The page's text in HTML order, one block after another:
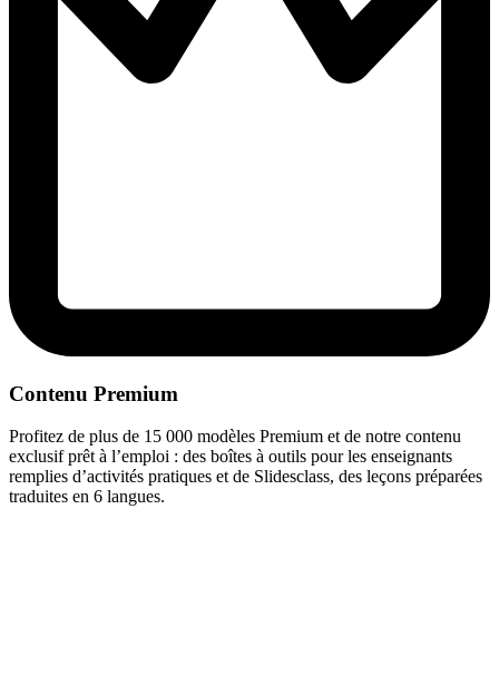
Contenu Premium
Profitez de plus de 15 000 modèles Premium et de notre contenu
exclusif prêt à l’emploi : des boîtes à outils pour les enseignants
remplies d’activités pratiques et de Slidesclass, des leçons préparées
traduites en 6 langues.